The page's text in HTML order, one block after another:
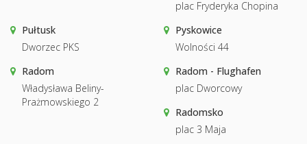
plac Fryderyka Chopina
Pułtusk
Dworzec PKS
Pyskowice
Wolności 44
Radom
Władysława Beliny-
Prażmowskiego 2
Radom - Flughafen
plac Dworcowy
Radomsko
plac 3 Maja